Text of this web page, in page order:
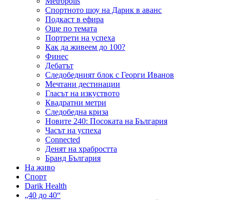
Спортното шоу на Дарик в аванс
Подкаст в ефира
Още по темата
Портрети на успеха
Как да живеем до 100?
Финес
Дебатът
Следобедният блок с Георги Иванов
Мечтани дестинации
Гласът на изкуството
Квадратни метри
Следобедна криза
Новите 240: Посоката на България
Часът на успеха
Connected
Денят на храбростта
Бранд България
На живо
Спорт
Darik Health
„40 до 40“